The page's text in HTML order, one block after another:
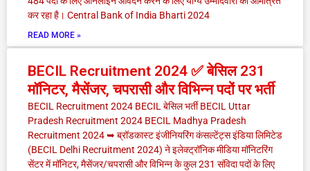
कर रहा है। Central Bank of India Bharti 2024
READ MORE »
BECIL Recruitment 2024 ✅ बेसिल 231
मॉनिटर, मैसेंजर, चपरासी और विभिन्न पदों पर भर्ती
BECIL Recruitment 2024 BECIL बेसिल भर्ती BECIL Uttar
Pradesh Recruitment 2024 BECIL Madhya Pradesh
Recruitment 2024 ➥ ब्रॉडकास्ट इंजीनियरिंग कंसल्टेंट्स इंडिया लिमिटेड
(BECIL Delhi Recruitment 2024) ने इलेक्ट्रॉनिक मीडिया मॉनिटरिंग
सेंटर में मॉनिटर, मैसेंजर/चपरासी और विभिन्न के कुल 231 संविदा पदों के लिए